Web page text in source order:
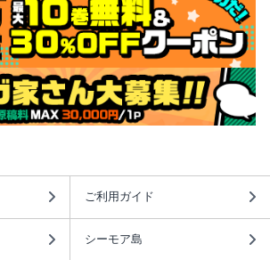
ご利用ガイド
シーモア島